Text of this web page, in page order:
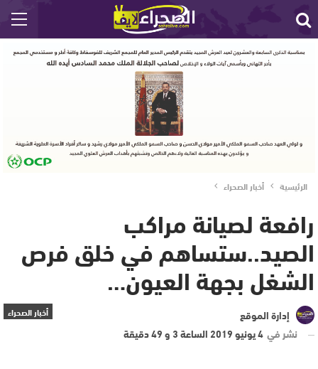
الرئيسية أخبار الصحراء
رافعة لصيانة مراكب
الصيد..ستساهم في خلق فرص
الشغل بجهة العيون…
أخبار الصحراء
إدارة الموقع
نشر في4 يونيو 2019 الساعة 3 و 49 دقيقة